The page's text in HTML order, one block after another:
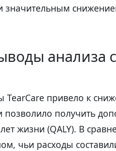
значительным
анализа
TearCare привело к
позволило получить
жизни (QALY). В
чьи расходы